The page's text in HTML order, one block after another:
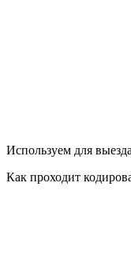
Используем для
Как проходит